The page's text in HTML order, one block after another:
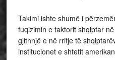
Takimi ishte shumë i
fuqizimin e faktorit shqiptar
gjithnjë e në rritje të
institucionet e shtetit